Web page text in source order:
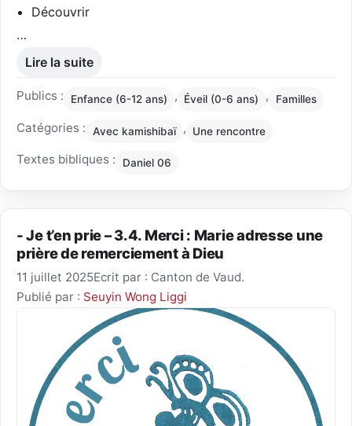
Découvrir
…
Lire la suite
Publics : Enfance (6-12 ans) , Éveil (0-6 ans) , Familles
Catégories : Avec kamishibaï , Une rencontre
Textes bibliques : Daniel 06
- Je t’en prie – 3.4. Merci : Marie adresse une
prière de remerciement à Dieu
11 juillet 2025Ecrit par : Canton de Vaud.
Publié par : Seuyin Wong Liggi